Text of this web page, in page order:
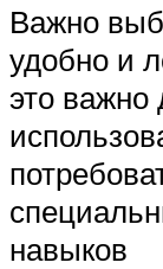
Важно
удобно и
это
навыков